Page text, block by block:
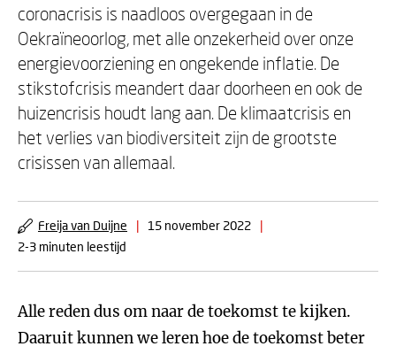
coronacrisis is naadloos overgegaan in de
Oekraïneoorlog, met alle onzekerheid over onze
energievoorziening en ongekende inflatie. De
stikstofcrisis meandert daar doorheen en ook de
huizencrisis houdt lang aan. De klimaatcrisis en
het verlies van biodiversiteit zijn de grootste
crisissen van allemaal.
Freija van Duijne | 15 november 2022
|
2-3 minuten leestijd
Alle reden dus om naar de toekomst te kijken.
Daaruit kunnen we leren hoe de toekomst beter